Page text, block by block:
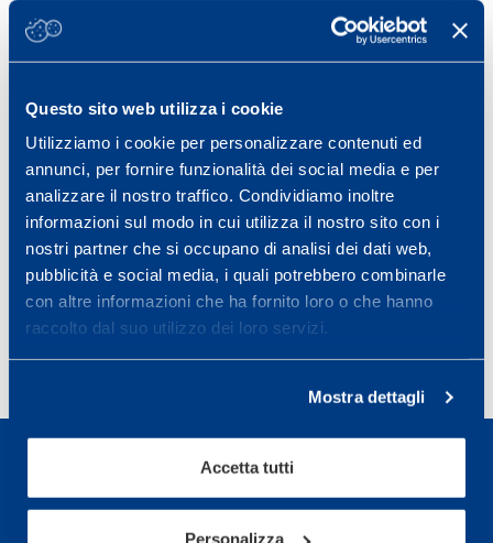
Questo sito web utilizza i cookie
Utilizziamo i cookie per personalizzare contenuti ed
annunci, per fornire funzionalità dei social media e per
analizzare il nostro traffico. Condividiamo inoltre
informazioni sul modo in cui utilizza il nostro sito con i
nostri partner che si occupano di analisi dei dati web,
pubblicità e social media, i quali potrebbero combinarle
con altre informazioni che ha fornito loro o che hanno
raccolto dal suo utilizzo dei loro servizi.
Mostra dettagli
Accetta tutti
Personalizza
RE STELVIO MAPEI 2023
Leggi tutto
IL TEAM DI MAPEI SPORT ALLA MILANO
IL TEAM DI MAPEI SPORT ALLA MILANO
Leggi tutto
« Previous page
Page
1 Page Page
15